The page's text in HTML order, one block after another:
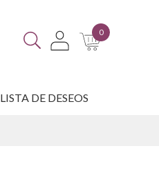
0
LISTA DE DESEOS